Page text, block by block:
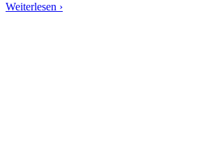
Weiterlesen ›